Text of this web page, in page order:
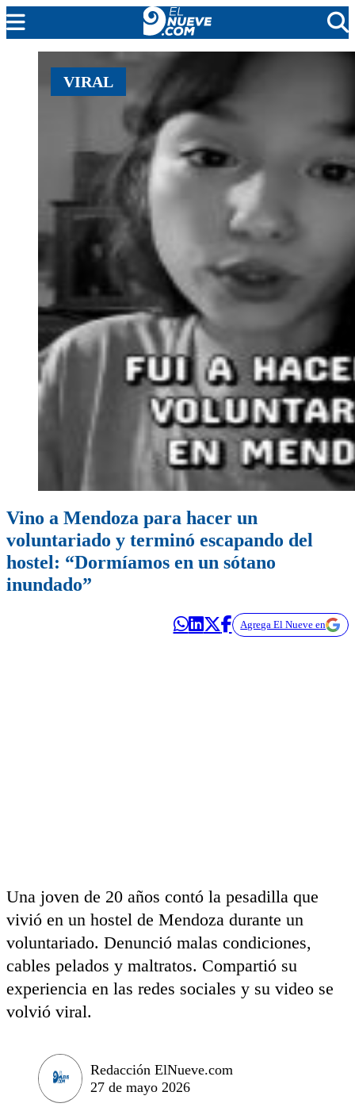
MENDOZA
CADA DÍA
PROTAGONISTAS
EL NUEVE STREAMS
PROGRAMACIÓN
EN VIVO
VIRAL
Vino a Mendoza para hacer un
voluntariado y terminó escapando del
hostel: “Dormíamos en un sótano
inundado”
Agrega El Nueve en
Una joven de 20 años contó la pesadilla que
vivió en un hostel de Mendoza durante un
voluntariado. Denunció malas condiciones,
cables pelados y maltratos. Compartió su
experiencia en las redes sociales y su video se
volvió viral.
Redacción ElNueve.com
27 de mayo 2026